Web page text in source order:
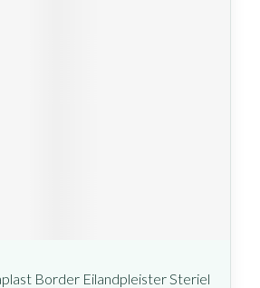
Border Eilandpleister Steriel